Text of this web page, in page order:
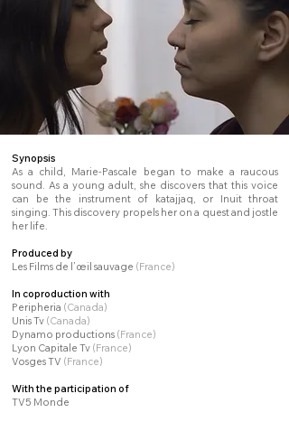
Synopsis
As a child, Marie-Pascale began to make a raucous
sound. As a young adult, she discovers that this voice
can be the instrument of katajjaq, or Inuit throat
singing. This discovery propels her on a quest and jostle
her life.
Produced by
Les Films de l’œil sauvage (France)
In coproduction with
Peripheria (Canada)
Unis Tv (Canada)
Dynamo productions (France)
Lyon Capitale Tv (France)
Vosges TV (France)
With the participation of
TV5 Monde